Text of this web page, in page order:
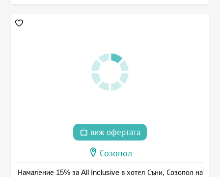
виж офертата
Созопол
Намаление 15% за All Inclusive в хотел Съни, Созопол на